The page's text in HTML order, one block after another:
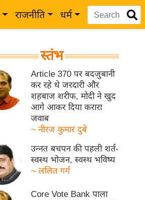
राजनीति धर्म
स्तंभ
Article 370 पर बदजुबानी
कर रहे थे जरदारी और
शहबाज शरीफ, मोदी ने खुद
आगे आकर दिया करारा
जवाब
~ नीरज कुमार दुबे
उन्नत बचपन की पहली शर्त-
स्वस्थ भोजन, स्वस्थ भविष्य
~ ललित गर्ग
Core Vote Bank पाला